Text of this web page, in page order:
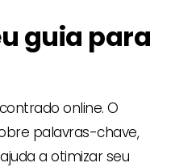
guia para
online. O
palavras-chave,
a otimizar seu